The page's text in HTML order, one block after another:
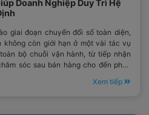
Doanh Nghiệp Duy Trì Hệ
giai đoạn chuyển đổi số toàn diện,
không còn giới hạn ở một vài tác vụ
bộ chuỗi vận hành, từ tiếp nhận
sóc sau bán hàng cho đến phân
Xem tiếp